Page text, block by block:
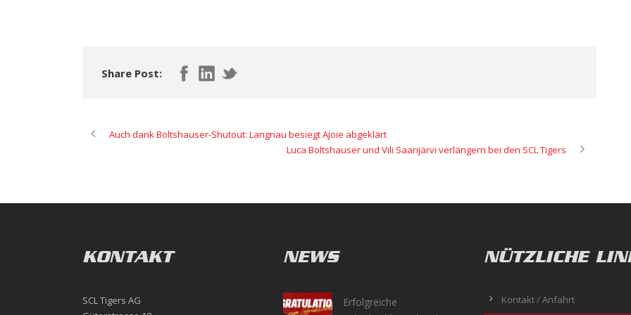
Share Post:
Auch dank Boltshauser-Shutout: Langnau besiegt Ajoie abgeklärt
Luca Boltshauser und Vili Saarijärvi verlängern bei den SCL Tigers
KONTAKT
SCL Tigers AG
NEWS
Erfolgreiche
NÜTZLICHE
Kontakt / Anfahrt